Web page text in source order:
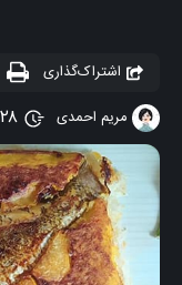
اشتراک‌گذاری
مریم احمدی
۲۸ تیر ۱۴۰۲ - ۱۳:۳۰